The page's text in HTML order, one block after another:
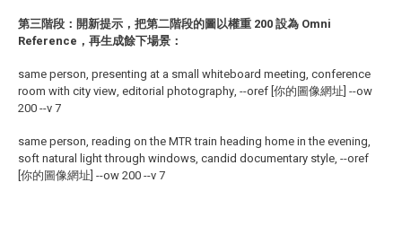
第三階段：開新提示，把第二階段的圖以權重 200 設為 Omni
Reference，再生成餘下場景：
same person, presenting at a small whiteboard meeting, conference
room with city view, editorial photography, --oref [你的圖像網址] --ow
200 --v 7
same person, reading on the MTR train heading home in the evening,
soft natural light through windows, candid documentary style, --oref
[你的圖像網址] --ow 200 --v 7